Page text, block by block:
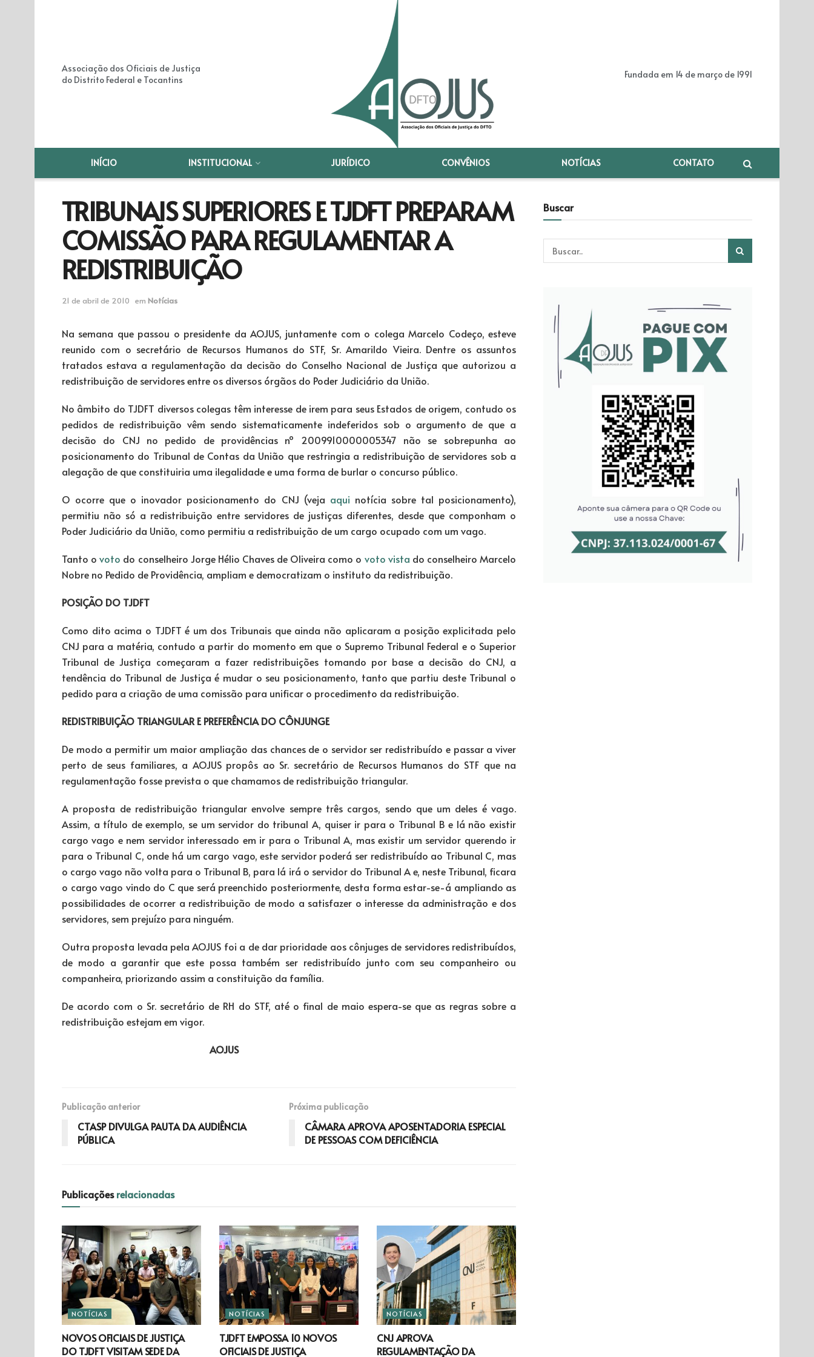
Associação dos Oficiais de Justiça
do Distrito Federal e Tocantins
Fundada em 14 de março de 1991
INÍCIO INSTITUCIONAL JURÍDICO CONVÊNIOS NOTÍCIAS CONTATO
TRIBUNAIS SUPERIORES E TJDFT PREPARAM
COMISSÃO PARA REGULAMENTAR A
REDISTRIBUIÇÃO
21 de abril de 2010 em Notícias
Na semana que passou o presidente da AOJUS, juntamente com o colega Marcelo Codeço, esteve
reunido com o secretário de Recursos Humanos do STF, Sr. Amarildo Vieira. Dentre os assuntos
tratados estava a regulamentação da decisão do Conselho Nacional de Justiça que autorizou a
redistribuição de servidores entre os diversos órgãos do Poder Judiciário da União.
No âmbito do TJDFT diversos colegas têm interesse de irem para seus Estados de origem, contudo os
pedidos de redistribuição vêm sendo sistematicamente indeferidos sob o argumento de que a
decisão do CNJ no pedido de providências nº 2009910000005347 não se sobrepunha ao
posicionamento do Tribunal de Contas da União que restringia a redistribuição de servidores sob a
alegação de que constituiria uma ilegalidade e uma forma de burlar o concurso público.
O ocorre que o inovador posicionamento do CNJ (veja aqui notícia sobre tal posicionamento),
permitiu não só a redistribuição entre servidores de justiças diferentes, desde que componham o
Poder Judiciário da União, como permitiu a redistribuição de um cargo ocupado com um vago.
Tanto ovoto do conselheiro Jorge Hélio Chaves de Oliveira como o voto vista do conselheiro Marcelo
Nobre no Pedido de Providência, ampliam e democratizam o instituto da redistribuição.
POSIÇÃO DO TJDFT
Como dito acima o TJDFT é um dos Tribunais que ainda não aplicaram a posição explicitada pelo
CNJ para a matéria, contudo a partir do momento em que o Supremo Tribunal Federal e o Superior
Tribunal de Justiça começaram a fazer redistribuições tomando por base a decisão do CNJ, a
tendência do Tribunal de Justiça é mudar o seu posicionamento, tanto que partiu deste Tribunal o
pedido para a criação de uma comissão para unificar o procedimento da redistribuição.
REDISTRIBUIÇÃO TRIANGULAR E PREFERÊNCIA DO CÔNJUNGE
De modo a permitir um maior ampliação das chances de o servidor ser redistribuído e passar a viver
perto de seus familiares, a AOJUS propôs ao Sr. secretário de Recursos Humanos do STF que na
regulamentação fosse prevista o que chamamos de redistribuição triangular.
A proposta de redistribuição triangular envolve sempre três cargos, sendo que um deles é vago.
Assim, a título de exemplo, se um servidor do tribunal A, quiser ir para o Tribunal B e lá não existir
cargo vago e nem servidor interessado em ir para o Tribunal A, mas existir um servidor querendo ir
para o Tribunal C, onde há um cargo vago, este servidor poderá ser redistribuído ao Tribunal C, mas
o cargo vago não volta para o Tribunal B, para lá irá o servidor do Tribunal A e, neste Tribunal, ficara
o cargo vago vindo do C que será preenchido posteriormente, desta forma estar-se-á ampliando as
possibilidades de ocorrer a redistribuição de modo a satisfazer o interesse da administração e dos
servidores, sem prejuízo para ninguém.
Outra proposta levada pela AOJUS foi a de dar prioridade aos cônjuges de servidores redistribuídos,
de modo a garantir que este possa também ser redistribuído junto com seu companheiro ou
companheira, priorizando assim a constituição da família.
De acordo com o Sr. secretário de RH do STF, até o final de maio espera-se que as regras sobre a
redistribuição estejam em vigor.
AOJUS
Publicação anterior
CTASP DIVULGA PAUTA DA AUDIÊNCIA
PÚBLICA
Próxima publicação
CÂMARA APROVA APOSENTADORIA ESPECIAL
DE PESSOAS COM DEFICIÊNCIA
Publicaçõesrelacionadas
NOTÍCIAS
NOVOS OFICIAIS DE JUSTIÇA
DO TJDFT VISITAM SEDE DA
NOTÍCIAS
TJDFT EMPOSSA 10 NOVOS
OFICIAIS DE JUSTIÇA
NOTÍCIAS
CNJ APROVA
REGULAMENTAÇÃO DA
Buscar